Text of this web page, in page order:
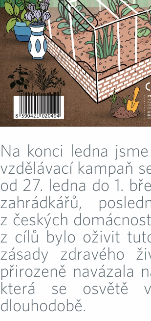
Na konci ledna
vzdělávací kampaň
od 27. ledna do 1.
zahrádkářů,
z českých
z cílů bylo oživit
zásady zdravého
přirozeně navázala
která se osvětě
dlouhodobě.